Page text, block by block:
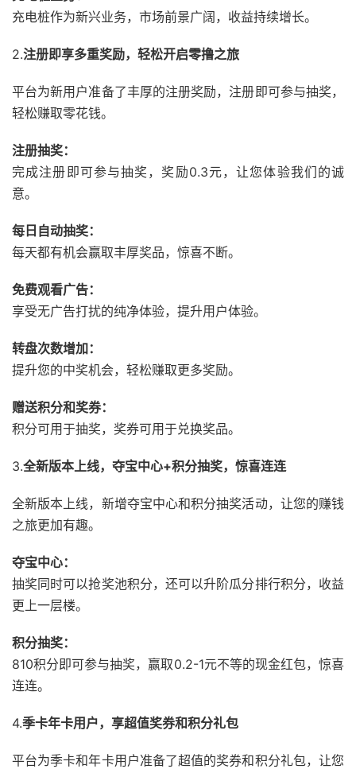
充电桩作为新兴业务， 市场前景广阔， 收益持续增长。
2.注册即享多重奖励，轻松开启零撸之旅
平台为新用户准备了丰厚的注册奖励， 注册即可参与抽奖，
轻松赚取零花钱。
注册抽奖：
完成注册即可参与抽奖， 奖励0.3元，让您体验我们的诚
意。
每日自动抽奖：
每天都有机会赢取丰厚奖品， 惊喜不断。
免费观看广告：
享受无广告打扰的纯净体验， 提升用户体验。
转盘次数增加：
提升您的中奖机会， 轻松赚取更多奖励。
赠送积分和奖券：
积分可用于抽奖， 奖券可用于兑换奖品。
3.全新版本上线，夺宝中心+积分抽奖，惊喜连连
全新版本上线， 新增夺宝中心和积分抽奖活动， 让您的赚钱
之旅更加有趣。
夺宝中心：
抽奖同时可以抢奖池积分， 还可以升阶瓜分排行积分， 收益
更上一层楼。
积分抽奖：
810积分即可参与抽奖，赢取0.2-1元不等的现金红包， 惊喜
连连。
4.季卡年卡用户，享超值奖券和积分礼包
平台为季卡和年卡用户准备了超值的奖券和积分礼包， 让您